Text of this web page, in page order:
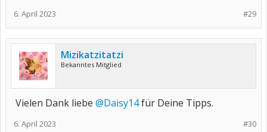
#29
6. April 2023
Mizikatzitatzi
Bekanntes Mitglied
Vielen Dank liebe @Daisy14für Deine Tipps.
#30
6. April 2023